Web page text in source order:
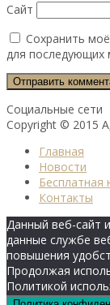
Сайт
Сохранить
для последующих
Социальные сети
Copyright © 2015
Главная
Новости
Контакты
Данный веб-сайт
данные службе
повышения
Продолжая
Политикой